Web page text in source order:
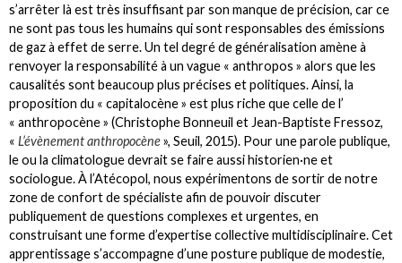
s’arrêter là est très insuffisant par son manque de précision, car ce
ne sont pas tous les humains qui sont responsables des émissions
de gaz à effet de serre. Un tel degré de généralisation amène à
renvoyer la responsabilité à un vague « anthropos » alors que les
causalités sont beaucoup plus précises et politiques. Ainsi, la
proposition du « capitalocène » est plus riche que celle de l’
« anthropocène » (Christophe Bonneuil et Jean-Baptiste Fressoz,
« L’évènement anthropocène», Seuil, 2015). Pour une parole publique,
le ou la climatologue devrait se faire aussi historien·ne et
sociologue. À l’Atécopol, nous expérimentons de sortir de notre
zone de confort de spécialiste afin de pouvoir discuter
publiquement de questions complexes et urgentes, en
construisant une forme d’expertise collective multidisciplinaire. Cet
apprentissage s’accompagne d’une posture publique de modestie,